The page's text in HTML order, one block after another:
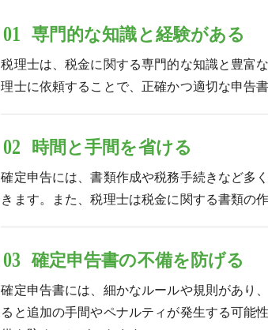
01 専門的な知識と経験がある
税理士は、税金に関する専門的な知識と豊富
理士に依頼することで、正確かつ適切な申告
02 時間と手間を省ける
確定申告には、書類作成や税務手続きなど多
きます。また、税理士は税金に関する書類の
03 確定申告書の不備を防げる
確定申告書には、細かなルールや規則があり
ると追加の手間やペナルティが発生する可能